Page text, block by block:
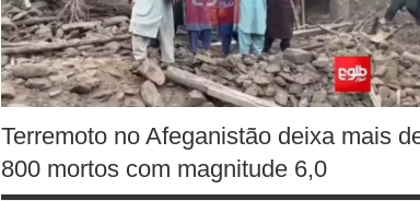
Terremoto no Afeganistão deixa mais
800 mortos com magnitude 6,0